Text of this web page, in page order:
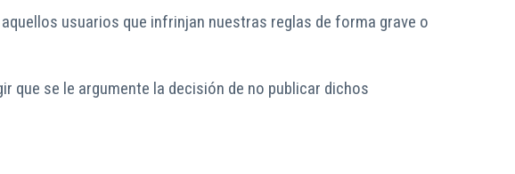
usuarios que infrinjan nuestras reglas de forma grave o
que se le argumente la decisión de no publicar dichos